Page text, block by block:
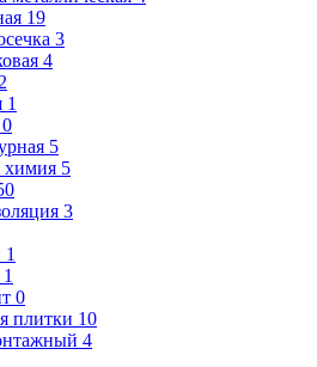
19
3
4
2
1
0
5
химия 5
3
1
1
0
плитки 10
4